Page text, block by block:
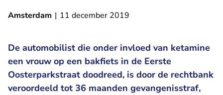
Amsterdam | 11 december 2019
De automobilist die onder invloed van ketamine
een vrouw op een bakfiets in de Eerste
Oosterparkstraat doodreed, is door de rechtbank
veroordeeld tot 36 maanden gevangenisstraf,